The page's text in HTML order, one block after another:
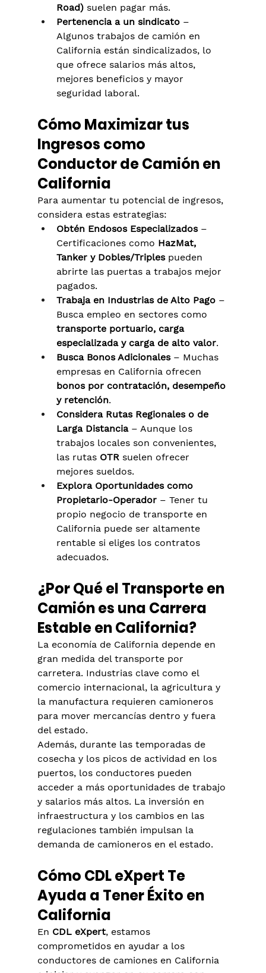
Road) suelen pagar más.
Pertenencia a un sindicato –
Algunos trabajos de camión en
California están sindicalizados, lo
que ofrece salarios más altos,
mejores beneficios y mayor
seguridad laboral.
Cómo Maximizar tus
Ingresos como
Conductor de Camión en
California
Para aumentar tu potencial de ingresos,
considera estas estrategias:
Obtén Endosos Especializados –
Certificaciones como HazMat,
Tanker y Dobles/Triples pueden
abrirte las puertas a trabajos mejor
pagados.
Trabaja en Industrias de Alto Pago –
Busca empleo en sectores como
transporte portuario, carga
especializada y carga de alto valor.
Busca Bonos Adicionales – Muchas
empresas en California ofrecen
bonos por contratación, desempeño
y retención.
Considera Rutas Regionales o de
Larga Distancia – Aunque los
trabajos locales son convenientes,
las rutas OTR suelen ofrecer
mejores sueldos.
Explora Oportunidades como
Propietario-Operador – Tener tu
propio negocio de transporte en
California puede ser altamente
rentable si eliges los contratos
adecuados.
¿Por Qué el Transporte en
Camión es una Carrera
Estable en California?
La economía de California depende en
gran medida del transporte por
carretera. Industrias clave como el
comercio internacional, la agricultura y
la manufactura requieren camioneros
para mover mercancías dentro y fuera
del estado.
Además, durante las temporadas de
cosecha y los picos de actividad en los
puertos, los conductores pueden
acceder a más oportunidades de trabajo
y salarios más altos. La inversión en
infraestructura y los cambios en las
regulaciones también impulsan la
demanda de camioneros en el estado.
Cómo CDL eXpert Te
Ayuda a Tener Éxito en
California
En CDL eXpert, estamos
comprometidos en ayudar a los
conductores de camiones en California